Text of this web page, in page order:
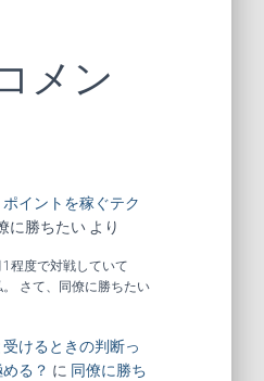
メン
イントを稼ぐテク
に勝ちたいより
程度で対戦していて
さて、同僚に勝ちたい
けるときの判断っ
る？ に 同僚に勝ち